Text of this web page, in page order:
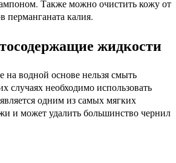
Также можно очистить кожу от
перманганата калия.
жидкости
на водной основе нельзя смыть
случаях необходимо использовать
одним из самых мягких
и может удалить большинство чернил